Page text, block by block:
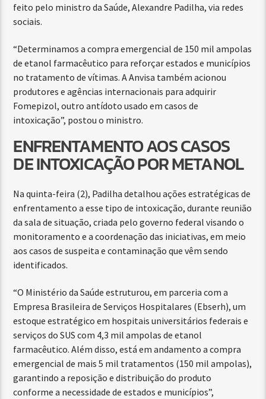
feito pelo ministro da Saúde, Alexandre Padilha, via redes
sociais.
“Determinamos a compra emergencial de 150 mil ampolas
de etanol farmacêutico para reforçar estados e municípios
no tratamento de vítimas. A Anvisa também acionou
produtores e agências internacionais para adquirir
Fomepizol, outro antídoto usado em casos de
intoxicação”, postou o ministro.
ENFRENTAMENTO AOS CASOS
DE INTOXICAÇÃO POR METANOL
Na quinta-feira (2), Padilha detalhou ações estratégicas de
enfrentamento a esse tipo de intoxicação, durante reunião
da sala de situação, criada pelo governo federal visando o
monitoramento e a coordenação das iniciativas, em meio
aos casos de suspeita e contaminação que vêm sendo
identificados.
“O Ministério da Saúde estruturou, em parceria com a
Empresa Brasileira de Serviços Hospitalares (Ebserh), um
estoque estratégico em hospitais universitários federais e
serviços do SUS com 4,3 mil ampolas de etanol
farmacêutico. Além disso, está em andamento a compra
emergencial de mais 5 mil tratamentos (150 mil ampolas),
garantindo a reposição e distribuição do produto
conforme a necessidade de estados e municípios”,